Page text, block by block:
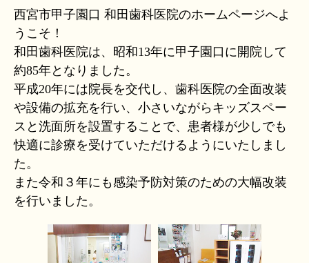
当院は、20歳の歯科検診の受託医療機関で
す。
西宮市甲子園口 和田歯科医院のホームページへよ
うこそ！
和田歯科医院は、昭和13年に甲子園口に開院して
約85年となりました。
平成20年には院長を交代し、歯科医院の全面改装
や設備の拡充を行い、小さいながらキッズスペー
スと洗面所を設置することで、患者様が少しでも
快適に診療を受けていただけるようにいたしまし
た。
また令和３年にも感染予防対策のための大幅改装
を行いました。